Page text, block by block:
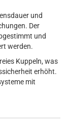
und
Der
und
werden.
Kuppeln, was
erhöht.
mit